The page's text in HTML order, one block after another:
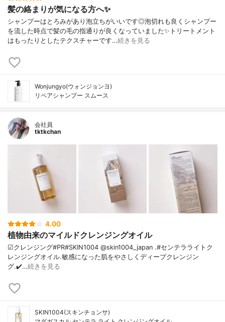
髪の絡まりが気になる方へ✨
シャンプーはとろみがあり泡立ちがいいです◎泡切れも良くシャンプー
を流した時点で髪の毛の指通りが良くなっていました✨トリートメント
はもったりとしたテクスチャーです…続きを見る
Wonjungyo(ウォンジョンヨ)
リペアシャンプー スムース
会社員
tktkchan
4.00
植物由来のマイルドクレンジングオイル
☑クレンジング#PR#SKIN1004 @skin1004_japan .#センテラライトク
レンジングオイル.敏感になった肌をやさしくディープクレンジン
グ.✔️…続きを見る
SKIN1004(スキンチョンサ)